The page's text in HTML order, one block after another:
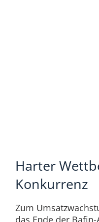
Harter
Konkurrenz
Zum